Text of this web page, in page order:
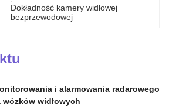
Dokładność kamery widłowej
bezprzewodowej
i alarmowania radarowego
widłowych